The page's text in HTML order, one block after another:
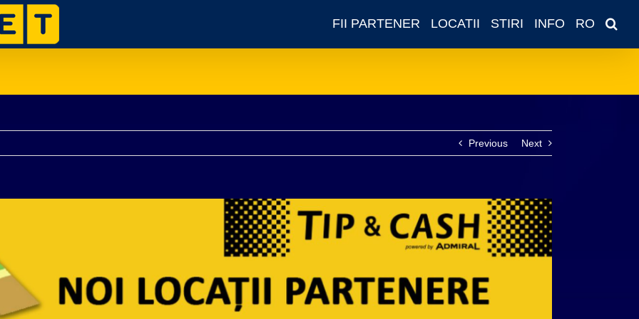
FII PARTENER LOCATII STIRI INFO RO
Previous Next